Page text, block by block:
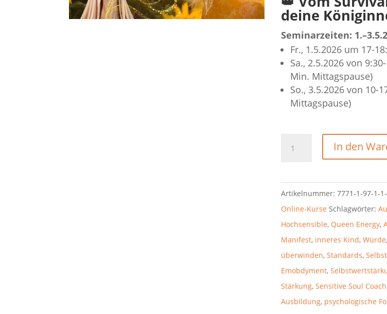
deine
Seminarzeiten:
Fr., 1.5.2026 um 17-
Sa., 2.5.2026 von
Min. Mittagspause)
So., 3.5.2026 von 10-
Mittagspause)
In den
Artikelnummer:7771-1-97-1-
Online-Kurse Schlagwörter:
Hochsensible, Queen Energy,
Manifest, inneres Kind,Würde
überwinden,Standards,
Emobdyment,
Stärkung,Sensitive Soul
Ausbildung, psychologische